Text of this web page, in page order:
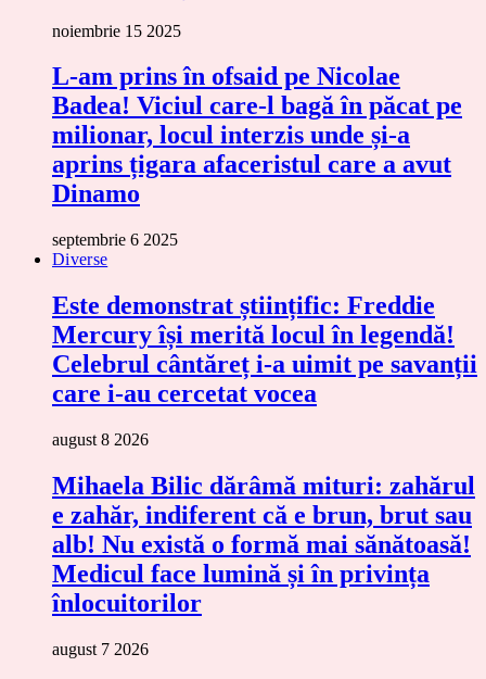
noiembrie 15 2025
L-am prins în ofsaid pe Nicolae
Badea! Viciul care-l bagă în păcat pe
milionar, locul interzis unde și-a
aprins țigara afaceristul care a avut
Dinamo
septembrie 6 2025
Diverse
Este demonstrat științific: Freddie
Mercury își merită locul în legendă!
Celebrul cântăreț i-a uimit pe savanții
care i-au cercetat vocea
august 8 2026
Mihaela Bilic dărâmă mituri: zahărul
e zahăr, indiferent că e brun, brut sau
alb! Nu există o formă mai sănătoasă!
Medicul face lumină și în privința
înlocuitorilor
august 7 2026